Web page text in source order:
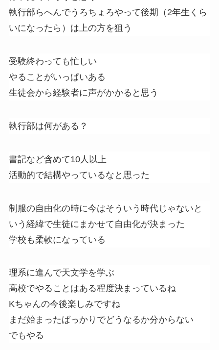
執行部らへんでうろちょろやって後期（2年生くら
いになったら）は上の方を狙う
受験終わっても忙しい
やることがいっぱいある
生徒会から経験者に声がかかると思う
執行部は何がある？
書記など含めて10人以上
活動的で結構やっているなと思った
制服の自由化の時に今はそういう時代じゃないと
いう経緯で生徒にまかせて自由化が決まった
学校も柔軟になっている
理系に進んで天文学を学ぶ
高校でやることはある程度決まっているね
Kちゃんの今後楽しみですね
まだ始まったばっかりでどうなるか分からない
でもやる